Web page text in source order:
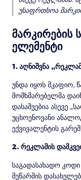
უსაფრთხოა
მარკირების
ელემენტი
1. აღნიშვნა
უნდა იყოს მკაფიო,
მომხმარებელმა
დასაშვებია ასევე
უცხოენოვანი
ექვივალენტის
2. რეკლამის
საგადასახადო
მეწარმის